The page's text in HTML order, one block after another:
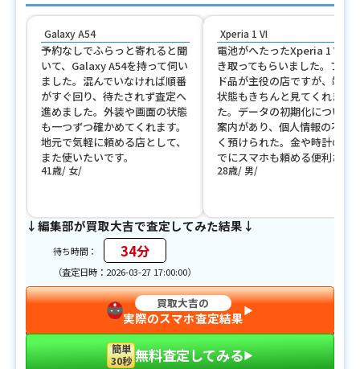
Galaxy A54
予約なしでふらっと寄れると聞
いて、Galaxy A54を持って伺い
ました。混んでいなければ順番
がすぐ回り、待たされず査定へ
進めました。外装や画面の状態
も一つずつ確かめてくれます。
地元で気軽に頼める店として、
また使いたいです。
41歳 女
Xperia 1 VI
電池がへたったXperia 1 VIを
き取ってもらいました。ブラ
ド品が主役の店ですが、端末
状態もきちんと見てくれまし
た。データの初期化について
案内があり、個人情報の不安
く預けられた。金や時計のつ
でにスマホも頼める便利さ。
28歳 男
↓編集部が買取大吉で査定してみた結果↓
待ち時間： 34分
（査定日時：2026-03-27 17:00:00）
買取大吉の
実際のスマホ査定結果▶︎
簡単
30秒 無料査定してみる▶︎